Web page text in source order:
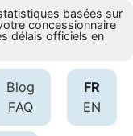
basées sur
concessionnaire
délais officiels en
FR
EN
Blog
FAQ